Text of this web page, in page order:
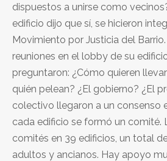
dispuestos a unirse como
edificio dijo que sí, se hicieron
Movimiento por Justicia del
reuniones en el lobby de su
preguntaron: ¿Cómo quieren
quién pelean? ¿El gobierno? ¿El
colectivo llegaron a un consenso
cada edificio se formó un comité.
comités en 39 edificios, un total
adultos y ancianos. Hay apoyo